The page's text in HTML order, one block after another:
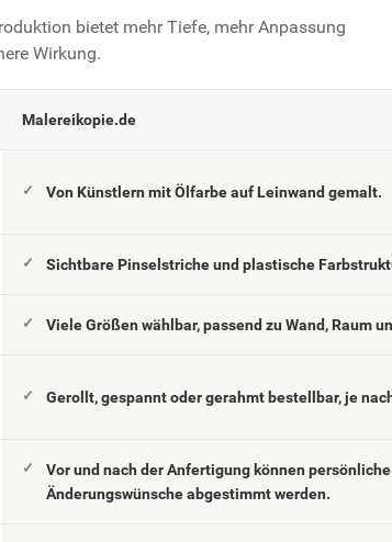
bietet mehr Tiefe, mehr Anpassung
Wirkung.
Malereikopie.de
Von Künstlern mit Ölfarbe auf Leinwand gemalt.
Sichtbare Pinselstriche und plastische
Viele Größen wählbar, passend zu Wand, Raum
Gerollt, gespannt oder gerahmt bestellbar, je
Vor und nach der Anfertigung können persönliche
Änderungswünsche abgestimmt werden.